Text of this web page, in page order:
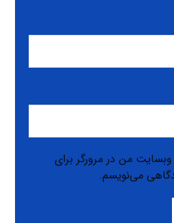
وبسایت من در مرورگر برای
می‌نویسم.